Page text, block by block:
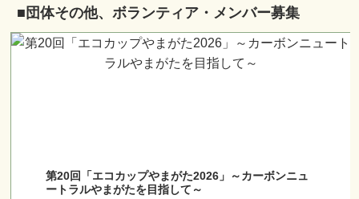
■団体その他、ボランティア・メンバー募集
第20回「エコカップやまがた2026」～カーボンニュ
ートラルやまがたを目指して～